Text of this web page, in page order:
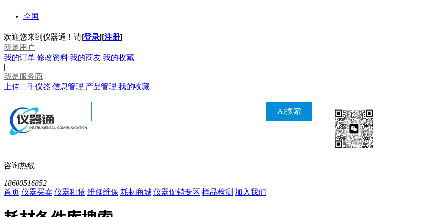
全国
欢迎您来到仪器通！请[登录][注册]
我是用户
我的订单 修改资料 我的商友 我的收藏
|
我是服务商
上传二手仪器 信息管理 产品管理 我的收藏
咨询热线
18600516852
首页 仪器买卖 仪器租赁 维修维保 耗材商城 仪器促销专区 样品检测 加入我们